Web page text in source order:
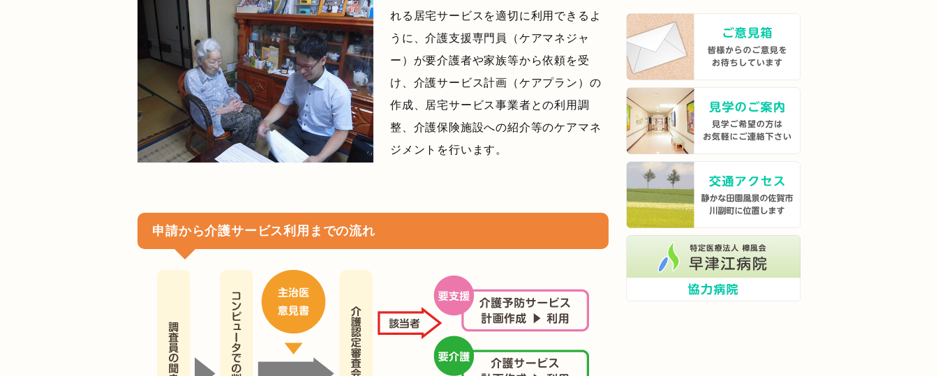
れる居宅サービスを適切に利用できるよ
うに、介護支援専門員（ケアマネジャ
ー）が要介護者や家族等から依頼を受
け、介護サービス計画（ケアプラン）の
作成、居宅サービス事業者との利用調
整、介護保険施設への紹介等のケアマネ
ジメントを行います。
申請から介護サービス利用までの流れ